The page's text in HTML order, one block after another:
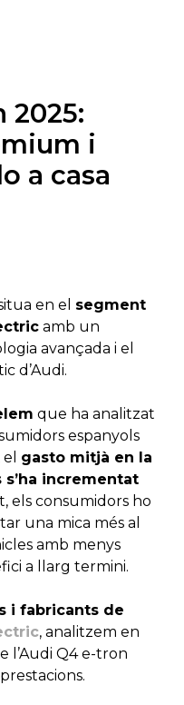
2025:
i
a casa
en el segment
amb un
avançada i el
d’Audi.
que ha analitzat
espanyols
gasto mitjà en la
incrementat
els consumidors ho
una mica més al
amb menys
a llarg termini.
i fabricants de
, analitzem en
l’Audi Q4 e-tron